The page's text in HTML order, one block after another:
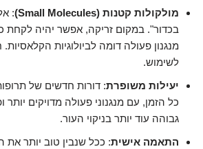
מולקולות קטנות (Small Molecules)
:
בכדור". במקום זריקה, אפשר יהיה לקחת
מנגנון פעולה דומה לביולוגיות
לשימוש.
יעילות משופרת: דורות חדשים של
כל הזמן, עם מנגנוני פעולה מדויקים יותר
גבוהה עוד יותר בניקוי העור.
התאמה אישית: ככל שנבין טוב יותר את